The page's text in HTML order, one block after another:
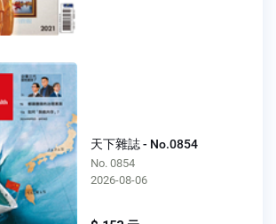
天下雜誌 - No.0854
No. 0854
2026-08-06